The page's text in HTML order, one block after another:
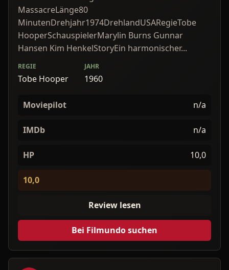
MassacreLänge80
MinutenDrehjahr1974DrehlandUSARegieTobe
HooperSchauspielerMarylin Burns Gunnar
Hansen Kim HenkelStoryEin harmonischer...
REGIE
Tobe Hooper
JAHR
1960
Moviepilot n/a
IMDb n/a
HP 10,0
10,0
Review lesen
Bei Filmundo suchen